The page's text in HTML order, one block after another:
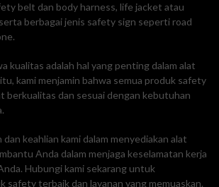
belt dan body harness, life jacket atau
berbagai jenis safety sign seperti road
kualitas adalah hal yang penting dalam alat
kami menjamin bahwa semua produk safety
berkualitas dan sesuai dengan kebutuhan
keahlian kami dalam menyediakan alat
Anda dalam menjaga keselamatan kerja
Hubungi kami sekarang untuk
safety terbaik dan layanan yang memuaskan.